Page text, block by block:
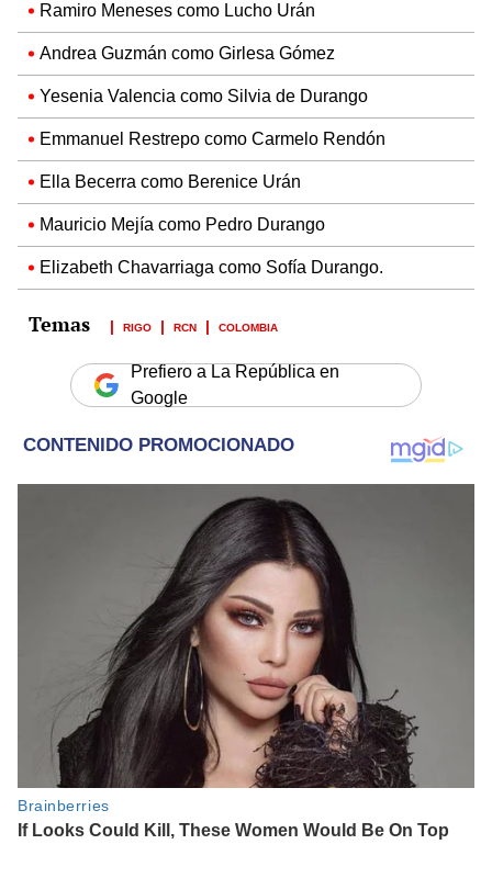
Ramiro Meneses como Lucho Urán
Andrea Guzmán como Girlesa Gómez
Yesenia Valencia como Silvia de Durango
Emmanuel Restrepo como Carmelo Rendón
Ella Becerra como Berenice Urán
Mauricio Mejía como Pedro Durango
Elizabeth Chavarriaga como Sofía Durango.
RIGO RCN COLOMBIA
Prefiero a La República en
Google